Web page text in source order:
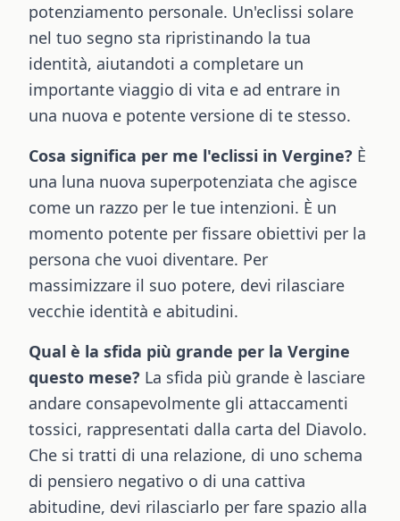
potenziamento personale. Un'eclissi solare
nel tuo segno sta ripristinando la tua
identità, aiutandoti a completare un
importante viaggio di vita e ad entrare in
una nuova e potente versione di te stesso.
Cosa significa per me l'eclissi in Vergine? È
una luna nuova superpotenziata che agisce
come un razzo per le tue intenzioni. È un
momento potente per fissare obiettivi per la
persona che vuoi diventare. Per
massimizzare il suo potere, devi rilasciare
vecchie identità e abitudini.
Qual è la sfida più grande per la Vergine
questo mese? La sfida più grande è lasciare
andare consapevolmente gli attaccamenti
tossici, rappresentati dalla carta del Diavolo.
Che si tratti di una relazione, di uno schema
di pensiero negativo o di una cattiva
abitudine, devi rilasciarlo per fare spazio alla